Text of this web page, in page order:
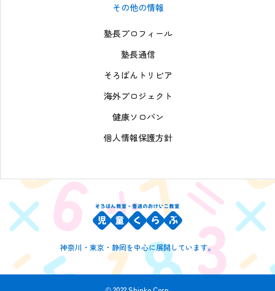
その他の情報
塾長プロフィール
塾長通信
そろばんトリビア
海外プロジェクト
健康ソロバン
個人情報保護方針
神奈川・東京・静岡を中心に展開しています。